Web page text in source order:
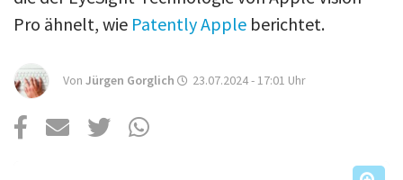
Tests
Tipps
Magazine
Über uns
Pro ähnelt, wie Patently Apple berichtet.
Von Jürgen Gorglich 23.07.2024 - 17:01 Uhr